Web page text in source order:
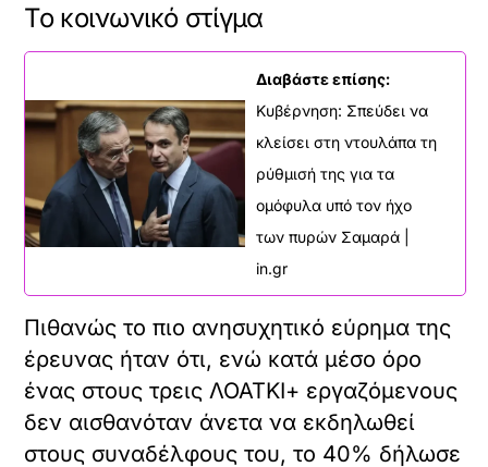
Το κοινωνικό στίγμα
Διαβάστε επίσης:
Κυβέρνηση: Σπεύδει να
κλείσει στη ντουλάπα τη
ρύθμισή της για τα
ομόφυλα υπό τον ήχο
των πυρών Σαμαρά |
in.gr
Πιθανώς το πιο ανησυχητικό εύρημα της
έρευνας ήταν ότι, ενώ κατά μέσο όρο
ένας στους τρεις ΛΟΑΤΚΙ+ εργαζόμενους
δεν αισθανόταν άνετα να εκδηλωθεί
στους συναδέλφους του, το 40% δήλωσε